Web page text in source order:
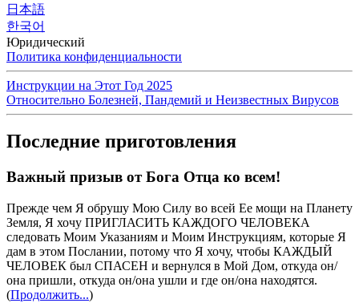
日本語
한국어
Юридический
Политика конфиденциальности
Инструкции на Этот Год 2025
Относительно Болезней, Пандемий и Неизвестных Вирусов
Последние приготовления
Важный призыв от Бога Отца ко всем!
Прежде чем Я обрушу Мою Силу во всей Ее мощи на Планету
Земля, Я хочу ПРИГЛАСИТЬ КАЖДОГО ЧЕЛОВЕКА
следовать Моим Указаниям и Моим Инструкциям, которые Я
дам в этом Послании, потому что Я хочу, чтобы КАЖДЫЙ
ЧЕЛОВЕК был СПАСЕН и вернулся в Мой Дом, откуда он/
она пришли, откуда он/она ушли и где он/она находятся.
(Продолжить...)